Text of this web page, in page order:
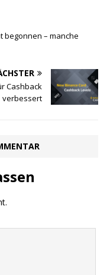
begonnen – manche
Cashback
verbessert